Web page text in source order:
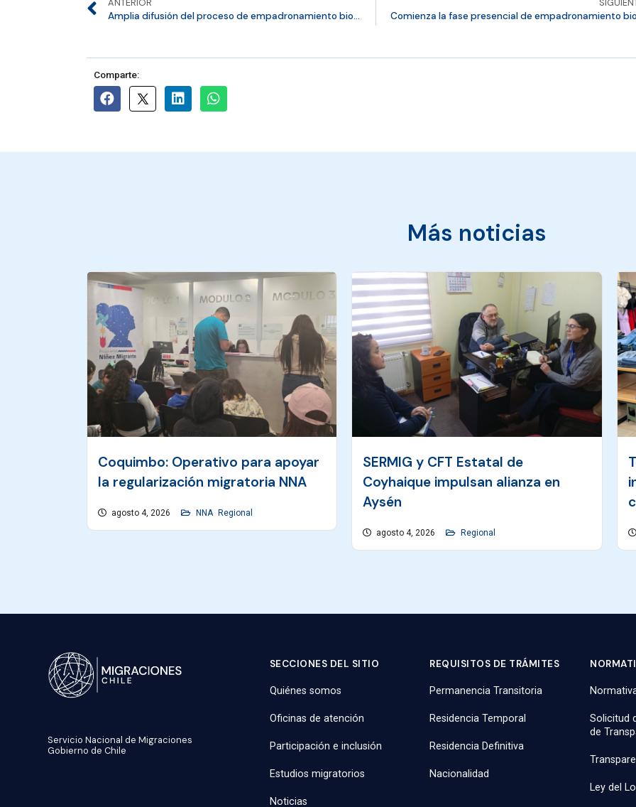
ANTERIOR
Amplia difusión del proceso de empadronamiento biométrico en regiones
Comparte:
Más noticias
Coquimbo: Operativo para apoyar
la regularización migratoria NNA
agosto 4, 2026 NNA Regional
SERMIG y CFT Estatal de
Coyhaique impulsan alianza en
Aysén
agosto 4, 2026 Regional
Servicio Nacional de Migraciones
Gobierno de Chile
SECCIONES DEL SITIO
Quiénes somos
Oficinas de atención
Participación e inclusión
Estudios migratorios
Noticias
REQUISITOS DE TRÁMITES
Permanencia Transitoria
Residencia Temporal
Residencia Definitiva
Nacionalidad
Solicitud
de
Ley del